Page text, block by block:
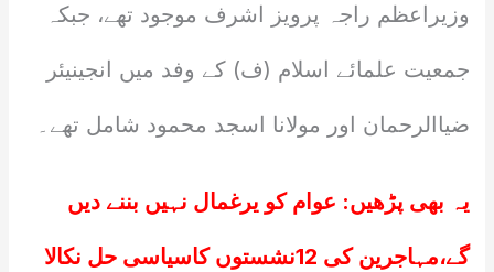
وزیراعظم راجہ پرویز اشرف موجود تھے، جبکہ
جمعیت علمائے اسلام (ف) کے وفد میں انجینیئر
ضیاالرحمان اور مولانا اسجد محمود شامل تھے۔
یہ بھی پڑھیں: عوام کو یرغمال نہیں بننے دیں
گے،مہاجرین کی 12نشستوں کاسیاسی حل نکالا